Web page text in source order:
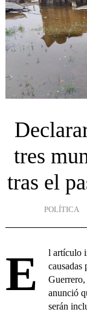
tres
tras el
POLÍTICA
El artículo informa sobre las recientes afectaciones
anunció
serán